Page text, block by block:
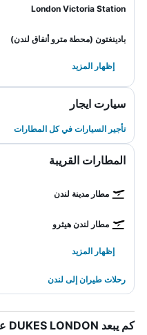
London Victoria Station
بادينغتون (محطة مترو أنفاق لندن)
إظهار المزيد
سيارت ايجار
تأجير السيارات في كل المطارات
المطارات القريبة
مطار مدينة لندن
مطار لندن هيثرو
إظهار المزيد
رحلات طيران إلى لندن
كم يبعد DUKES LONDON عن هايد بارك؟